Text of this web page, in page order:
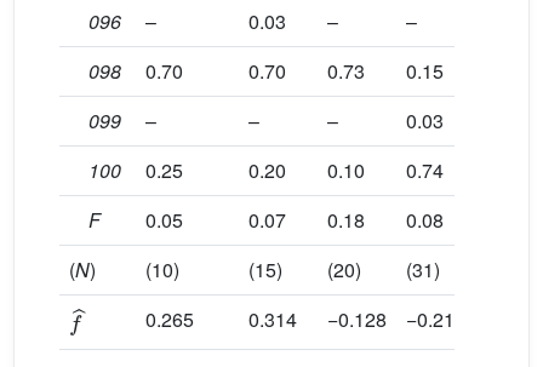
096
– 0.03 – –
098
0.70 0.70 0.73 0.15
099
– – – 0.03
100
0.25 0.20 0.10 0.74
F
0.05 0.07 0.18 0.08
(N) (10) (15) (20) (31)
fˆ 0.265 0.314 −0.128 −0.211